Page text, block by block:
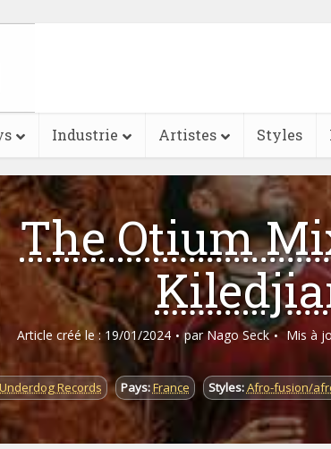
Industrie Artistes Styles
The Otium
Article créé le : 19/01/2024 par Nago Seck Mis à
Underdog Records Pays:France Styles:Afro-fusion/